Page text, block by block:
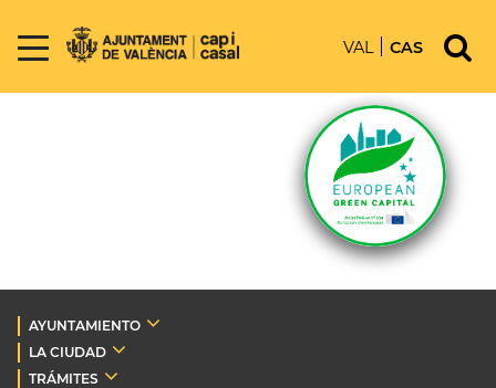
VAL CAS
AYUNTAMIENTO
LA CIUDAD
TRÁMITES